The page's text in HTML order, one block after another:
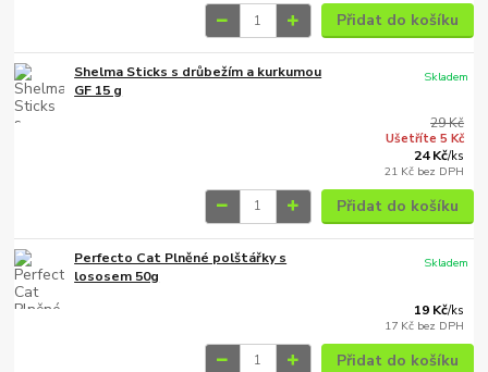
Přidat do košíku
Shelma Sticks s drůbežím a kurkumou
GF 15 g
29 Kč
Ušetříte 5 Kč
24 Kč/ks
21 Kč bez DPH
Skladem
Přidat do košíku
Perfecto Cat Plněné polštářky s
lososem 50g
19 Kč/ks
17 Kč bez DPH
Skladem
Přidat do košíku